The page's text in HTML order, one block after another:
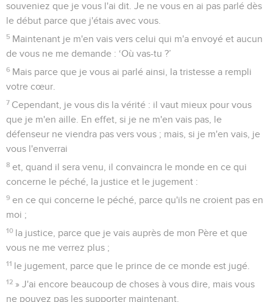
souveniez que je vous l'ai dit. Je ne vous en ai pas parlé dès
le début parce que j'étais avec vous.
5 Maintenant je m'en vais vers celui qui m'a envoyé et aucun
de vous ne me demande : ‘Où vas-tu ?’
6 Mais parce que je vous ai parlé ainsi, la tristesse a rempli
votre cœur.
7 Cependant, je vous dis la vérité : il vaut mieux pour vous
que je m'en aille. En effet, si je ne m'en vais pas, le
défenseur ne viendra pas vers vous ; mais, si je m'en vais, je
vous l'enverrai
8 et, quand il sera venu, il convaincra le monde en ce qui
concerne le péché, la justice et le jugement :
9 en ce qui concerne le péché, parce qu'ils ne croient pas en
moi ;
10 la justice, parce que je vais auprès de mon Père et que
vous ne me verrez plus ;
11 le jugement, parce que le prince de ce monde est jugé.
12 » J'ai encore beaucoup de choses à vous dire, mais vous
ne pouvez pas les supporter maintenant.